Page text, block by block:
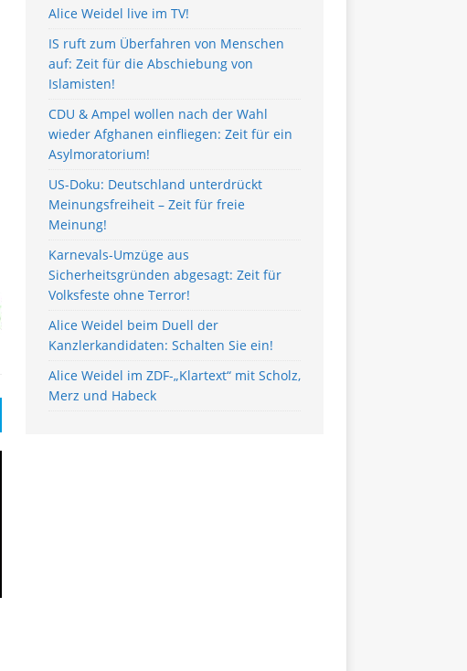
Alice Weidel live im TV!
IS ruft zum Überfahren von Menschen
auf: Zeit für die Abschiebung von
Islamisten!
CDU & Ampel wollen nach der Wahl
wieder Afghanen einfliegen: Zeit für ein
Asylmoratorium!
US-Doku: Deutschland unterdrückt
Meinungsfreiheit – Zeit für freie
Meinung!
Karnevals-Umzüge aus
Sicherheitsgründen abgesagt: Zeit für
Volksfeste ohne Terror!
Alice Weidel beim Duell der
Kanzlerkandidaten: Schalten Sie ein!
Alice Weidel im ZDF-„Klartext“ mit Scholz,
Merz und Habeck